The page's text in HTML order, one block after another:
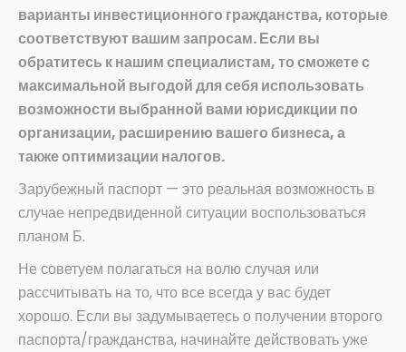
варианты инвестиционного гражданства, которые
соответствуют вашим запросам. Если вы
обратитесь к нашим специалистам, то сможете с
максимальной выгодой для себя использовать
возможности выбранной вами юрисдикции по
организации, расширению вашего бизнеса, а
также оптимизации налогов.
Зарубежный паспорт — это реальная возможность в
случае непредвиденной ситуации воспользоваться
планом Б.
Не советуем полагаться на волю случая или
рассчитывать на то, что все всегда у вас будет
хорошо. Если вы задумываетесь о получении второго
паспорта/гражданства, начинайте действовать уже